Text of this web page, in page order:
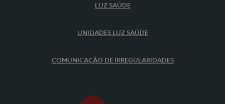
LUZ SAÚDE
UNIDADES LUZ SAÚDE
COMUNICAÇÃO DE IRREGULARIDADES